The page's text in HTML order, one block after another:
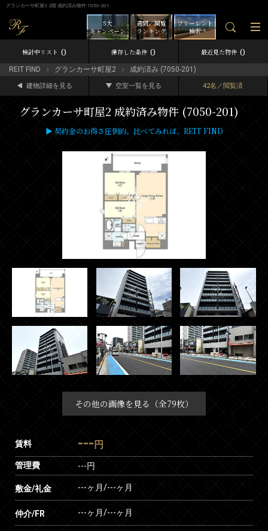
グランカーサ町屋2 2階 成約済み物件 7050-201
フリーレント
検索
週間／閲覧
ランキング
5大
キャンペーン
検討中リスト 0 保存した条件 0 最近見た物件 0
REIT FIND グランカーサ町屋2 成約済み (7050-201)
建物詳細を見る 空室一覧を見る 42名／閲覧済
グランカーサ町屋2 成約済み物件 (7050-201)
▶ 契約金のお得さ圧倒的。比べてみれば、REIT FIND
その他の画像を見る（全79枚）
賃料 --- 円
管理費 ---円
敷金/礼金 ---ヶ月/---ヶ月
仲介/FR ---ヶ月/---ヶ月